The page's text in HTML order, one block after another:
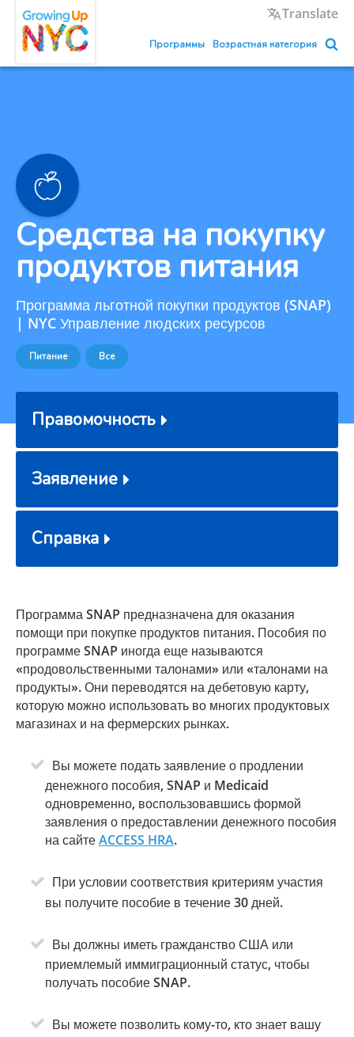
Skip
main
content
Translate
Программы Возрастная категория
Средства на покупку
продуктов питания
Программа льготной покупки продуктов (SNAP)
| NYC Управление людских ресурсов
Питание Все
Правомочность
Заявление
Справка
Программа SNAP предназначена для оказания
помощи при покупке продуктов питания. Пособия по
программе SNAP иногда еще называются
«продовольственными талонами» или «талонами на
продукты». Они переводятся на дебетовую карту,
которую можно использовать во многих продуктовых
магазинах и на фермерских рынках.
Вы можете подать заявление о продлении
денежного пособия, SNAP и Medicaid
одновременно, воспользовавшись формой
заявления о предоставлении денежного пособия
на сайтеACCESS HRA.
При условии соответствия критериям участия
вы получите пособие в течение 30 дней.
Вы должны иметь гражданство США или
приемлемый иммиграционный статус, чтобы
получать пособие SNAP.
Вы можете позволить кому-то, кто знает вашу